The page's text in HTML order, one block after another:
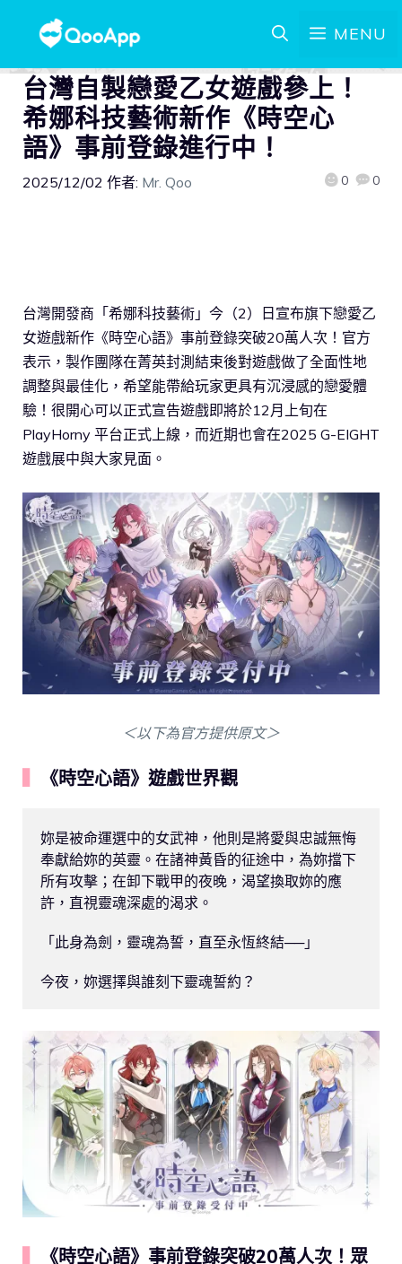
MENU
台灣自製戀愛乙女遊戲參上！
希娜科技藝術新作《時空心
語》事前登錄進行中！
2025/12/02 作者: Mr. Qoo 0 0
台灣開發商「希娜科技藝術」今（2）日宣布旗下戀愛乙
女遊戲新作《時空心語》事前登錄突破20萬人次！官方
表示，製作團隊在菁英封測結束後對遊戲做了全面性地
調整與最佳化，希望能帶給玩家更具有沉浸感的戀愛體
驗！很開心可以正式宣告遊戲即將於12月上旬在
PlayHorny 平台正式上線，而近期也會在2025 G-EIGHT
遊戲展中與大家見面。
＜以下為官方提供原文＞
《時空心語》遊戲世界觀
妳是被命運選中的女武神，他則是將愛與忠誠無悔
奉獻給妳的英靈。在諸神黃昏的征途中，為妳擋下
所有攻擊；在卸下戰甲的夜晚，渴望換取妳的應
許，直視靈魂深處的渴求。
「此身為劍，靈魂為誓，直至永恆終結──」
《時空心語》事前登錄突破20萬人次！眾